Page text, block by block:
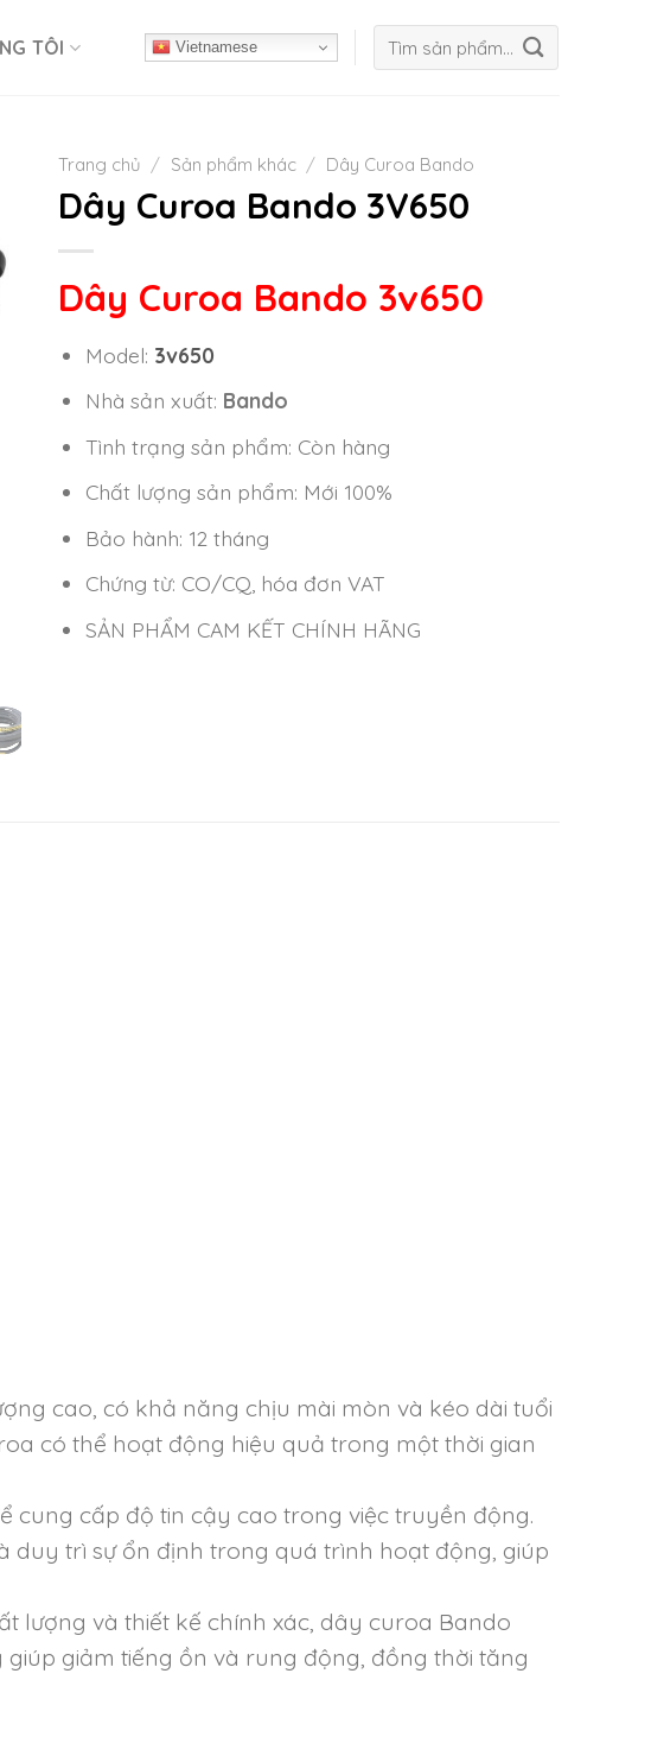
TÔI Vietnamese
kiếm:
Trang chủ / Sản phẩm khác / Dây Curoa Bando
Dây Curoa Bando 3V650
Dây Curoa Bando 3v650
Model: 3v650
Nhà sản xuất: Bando
Tình trạng sản phẩm: Còn hàng
Chất lượng sản phẩm: Mới 100%
Bảo hành: 12 tháng
Chứng từ: CO/CQ, hóa đơn VAT
SẢN PHẨM CAM KẾT CHÍNH HÃNG
cao, có khả năng chịu mài mòn và kéo dài tuổi
có thể hoạt động hiệu quả trong một thời gian
cung cấp độ tin cậy cao trong việc truyền động.
duy trì sự ổn định trong quá trình hoạt động, giúp
lượng và thiết kế chính xác, dây curoa Bando
giảm tiếng ồn và rung động, đồng thời tăng